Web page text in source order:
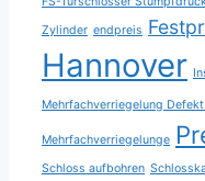
Zylinder endpreis
Hannover
Mehrfachverriegelung
Mehrfachverriegelunge
Schloss aufbohren